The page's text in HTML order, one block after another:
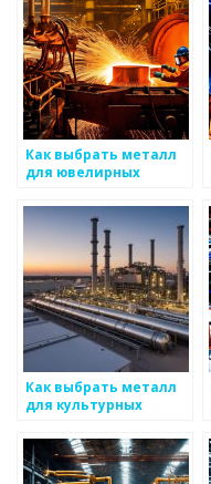
Как выбрать металл
для ювелирных
Как выбрать металл
для культурных